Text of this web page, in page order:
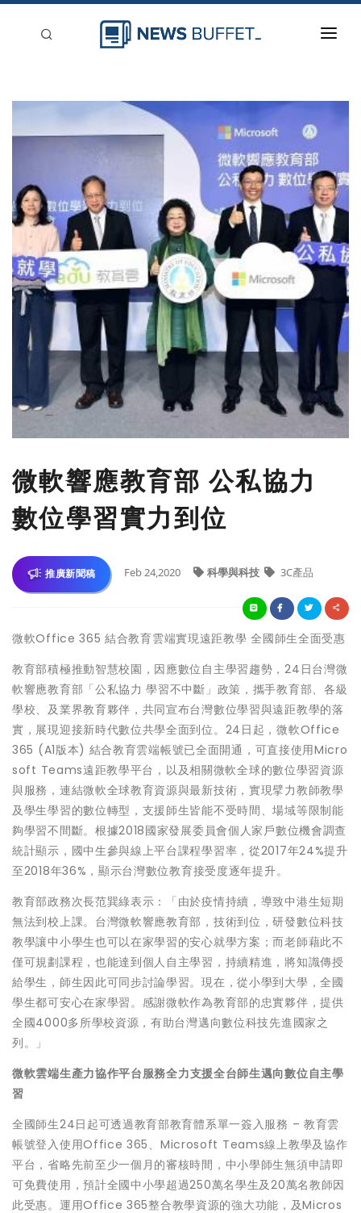
登入
微軟響應教育部 公私協力
數位學習實力到位
推廣新聞稿 Feb 24,2020 科學與科技 3C產品
微軟Office 365 結合教育雲端實現遠距教學 全國師生全面受惠
教育部積極推動智慧校園，因應數位自主學習趨勢，24日台灣微
軟響應教育部「公私協力 學習不中斷」政策，攜手教育部、各級
學校、及業界教育夥伴，共同宣布台灣數位學習與遠距教學的落
實，展現迎接新時代數位共學全面到位。24日起，微軟Office
365 (A1版本) 結合教育雲端帳號已全面開通，可直接使用Micro
soft Teams遠距教學平台，以及相關微軟全球的數位學習資源
與服務，連結微軟全球教育資源與最新技術，實現擘力教師教學
及學生學習的數位轉型，支援師生皆能不受時間、場域等限制能
夠學習不間斷。根據2018國家發展委員會個人家戶數位機會調查
統計顯示，國中生參與線上平台課程學習率，從2017年24%提升
至2018年36%，顯示台灣數位教育接受度逐年提升。
教育部政務次長范巽綠表示：「由於疫情持續，導致中港生短期
無法到校上課。台灣微軟響應教育部，技術到位，研發數位科技
教學讓中小學生也可以在家學習的安心就學方案；而老師藉此不
僅可規劃課程，也能達到個人自主學習，持續精進，將知識傳授
給學生，師生因此可同步討論學習。現在，從小學到大學，全國
學生都可安心在家學習。感謝微軟作為教育部的忠實夥伴，提供
全國4000多所學校資源，有助台灣邁向數位科技先進國家之
列。」
微軟雲端生產力協作平台服務全力支援全台師生邁向數位自主學
習
全國師生24日起可透過教育部教育體系單一簽入服務 – 教育雲
帳號登入使用Office 365、Microsoft Teams線上教學及協作
平台，省略先前至少一個月的審核時間，中小學師生無須申請即
可免費使用，預計全國中小學超過250萬名學生及20萬名教師因
此受惠。運用Office 365整合教學資源的強大功能，及Micros